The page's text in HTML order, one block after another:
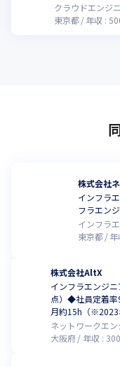
クラウドエンジ
東京都
年収 :
株式会社
インフラ
フラエン
インフラ
東京都
株式会社AltX
インフラエンジ
点）◆社員定着
月約15h（※2023
ネットワークエン
大阪府
年収 : 300